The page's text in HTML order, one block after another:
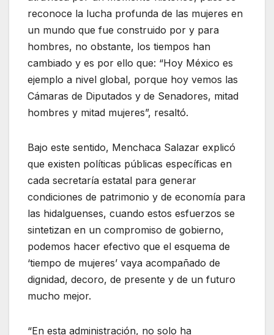
reconoce la lucha profunda de las mujeres en
un mundo que fue construido por y para
hombres, no obstante, los tiempos han
cambiado y es por ello que: “Hoy México es
ejemplo a nivel global, porque hoy vemos las
Cámaras de Diputados y de Senadores, mitad
hombres y mitad mujeres”, resaltó.
Bajo este sentido, Menchaca Salazar explicó
que existen políticas públicas específicas en
cada secretaría estatal para generar
condiciones de patrimonio y de economía para
las hidalguenses, cuando estos esfuerzos se
sintetizan en un compromiso de gobierno,
podemos hacer efectivo que el esquema de
‘tiempo de mujeres’ vaya acompañado de
dignidad, decoro, de presente y de un futuro
mucho mejor.
“En esta administración, no solo ha